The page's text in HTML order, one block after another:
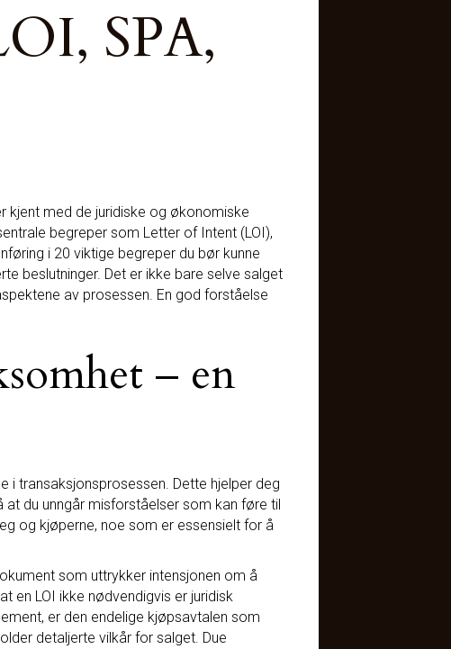
SPA,
kjent med de juridiske og økonomiske
begreper som Letter of Intent (LOI),
i 20 viktige begreper du bør kunne
beslutninger. Det er ikke bare selve salget
av prosessen. En god forståelse
– en
i transaksjonsprosessen. Dette hjelper deg
du unngår misforståelser som kan føre til
og kjøperne, noe som er essensielt for å
som uttrykker intensjonen om å
en LOI ikke nødvendigvis er juridisk
er den endelige kjøpsavtalen som
detaljerte vilkår for salget. Due